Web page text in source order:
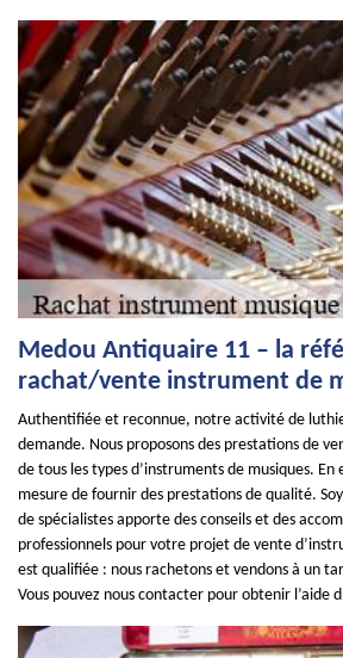
Medou Antiquaire 11 – la
rachat/vente instrument de
Authentifiée et reconnue, notre activité de
demande. Nous proposons des prestations de
de tous les types d’instruments de musiques. En
mesure de fournir des prestations de qualité.
de spécialistes apporte des conseils et des
professionnels pour votre projet de vente
est qualifiée : nous rachetons et vendons à un
Vous pouvez nous contacter pour obtenir l’aide